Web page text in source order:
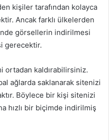
kişiler tarafından kolayca
Ancak farklı ülkelerden
görsellerin indirilmesi
gerecektir.
ortadan kaldırabilirsiniz.
ağlarda saklanarak sitenizi
Böylece bir kişi sitenizi
hızlı bir biçimde indirilmiş